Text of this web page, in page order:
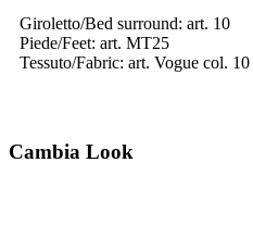
Giroletto/Bed surround: art. 10
Piede/Feet: art. MT25
Tessuto/Fabric: art. Vogue col.
Cambia Look